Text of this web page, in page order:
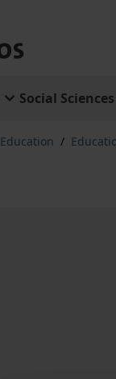
Social Sciences
Education /